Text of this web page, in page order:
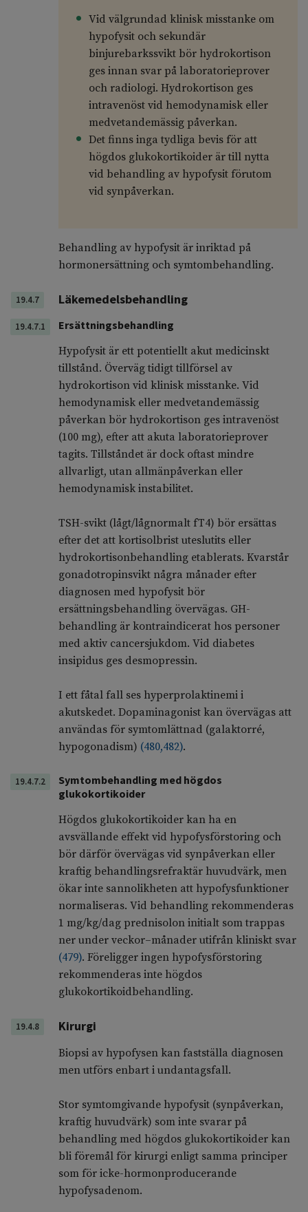
Vid välgrundad klinisk misstanke om
hypofysit och sekundär
binjurebarkssvikt bör hydrokortison
ges innan svar på laboratorieprover
och radiologi. Hydrokortison ges
intravenöst vid hemodynamisk eller
medvetandemässig påverkan.
Det finns inga tydliga bevis för att
högdos glukokortikoider är till nytta
vid behandling av hypofysit förutom
vid synpåverkan.
Behandling av hypofysit är inriktad på
hormonersättning och symtombehandling.
19.4.7 Läkemedelsbehandling
19.4.7.1
Ersättningsbehandling
Hypofysit är ett potentiellt akut medicinskt
tillstånd. Överväg tidigt tillförsel av
hydrokortison vid klinisk misstanke. Vid
hemodynamisk eller medvetandemässig
påverkan bör hydrokortison ges intravenöst
(100 mg), efter att akuta laboratorieprover
tagits. Tillståndet är dock oftast mindre
allvarligt, utan allmänpåverkan eller
hemodynamisk instabilitet.
TSH-svikt (lågt/lågnormalt fT4) bör ersättas
efter det att kortisolbrist uteslutits eller
hydrokortisonbehandling etablerats. Kvarstår
gonadotropinsvikt några månader efter
diagnosen med hypofysit bör
ersättningsbehandling övervägas. GH-
behandling är kontraindicerat hos personer
med aktiv cancersjukdom. Vid diabetes
insipidus ges desmopressin.
I ett fåtal fall ses hyperprolaktinemi i
akutskedet. Dopaminagonist kan övervägas att
användas för symtomlättnad (galaktorré,
hypogonadism) (480,482).
19.4.7.2
Symtombehandling med högdos
glukokortikoider
Högdos glukokortikoider kan ha en
avsvällande effekt vid hypofysförstoring och
bör därför övervägas vid synpåverkan eller
kraftig behandlingsrefraktär huvudvärk, men
ökar inte sannolikheten att hypofysfunktioner
normaliseras. Vid behandling rekommenderas
1 mg/kg/dag prednisolon initialt som trappas
ner under veckor–månader utifrån kliniskt svar
(479). Föreligger ingen hypofysförstoring
rekommenderas inte högdos
glukokortikoidbehandling.
19.4.8 Kirurgi
Biopsi av hypofysen kan fastställa diagnosen
men utförs enbart i undantagsfall.
Stor symtomgivande hypofysit (synpåverkan,
kraftig huvudvärk) som inte svarar på
behandling med högdos glukokortikoider kan
bli föremål för kirurgi enligt samma principer
som för icke-hormonproducerande
hypofysadenom.